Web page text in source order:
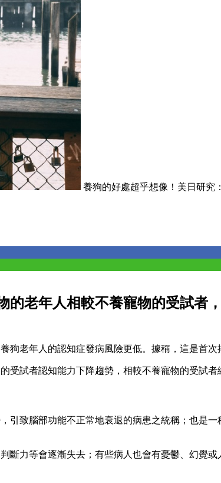
養狗的好處超乎想像！美日研究
老年人相較不養寵物的受試者
老年人的認知症發病風險更低。據稱，這是首次
受試者認知能力下降趨勢，相較不養寵物的受試者
致腦部功能不正常地衰退的病患之統稱；也是
力等會逐漸失去；有些病人也會有憂鬱、幻覺